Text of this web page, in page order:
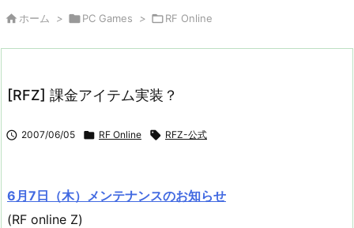
 ホーム > PC Games > RF Online
[RFZ] 課金アイテム実装？
 2007/06/05  RF Online  RFZ-公式
6月7日（木）メンテナンスのお知らせ
(RF online Z)